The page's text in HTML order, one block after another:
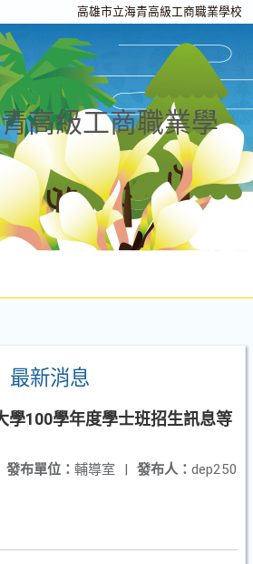
高雄市立海青高級工商職業學校
高級工商職業學
最新消息
學100學年度學士班招生訊息等
發布人： dep250
發布單位： 輔導室 |